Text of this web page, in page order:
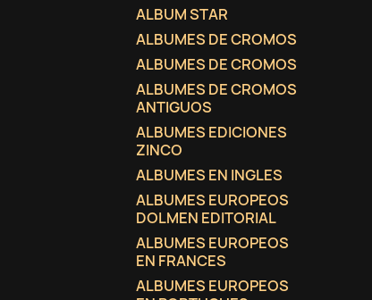
ALBUM STAR
ALBUMES DE CROMOS
ALBUMES DE CROMOS
ALBUMES DE CROMOS
ANTIGUOS
ALBUMES EDICIONES
ZINCO
ALBUMES EN INGLES
ALBUMES EUROPEOS
DOLMEN EDITORIAL
ALBUMES EUROPEOS
EN FRANCES
ALBUMES EUROPEOS